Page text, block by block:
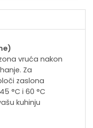
vruća nakon
Za
zaslona
°C i 60 °C
kuhinju